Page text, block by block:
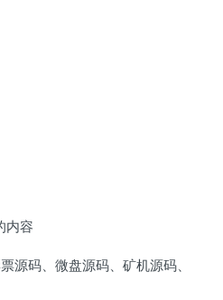
内容
源码、微盘源码、矿机源码、